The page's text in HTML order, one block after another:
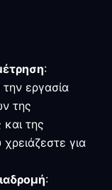
:
εργασία
της
της
για
: